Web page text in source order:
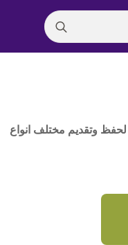
Search
for:
وتقديم مختلف انواع